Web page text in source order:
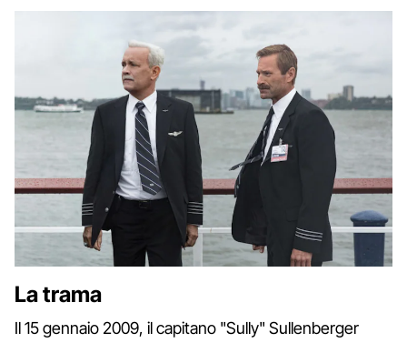
La trama
Il 15 gennaio 2009, il capitano "Sully" Sullenberger